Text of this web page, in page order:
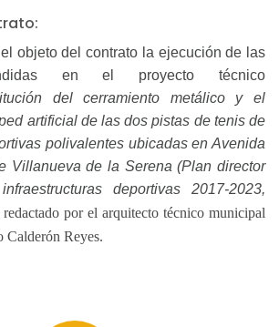
objeto del contrato la ejecución de las
en el proyecto técnico
del cerramiento metálico y el
artificial de las dos pistas de tenis de
polivalentes ubicadas en Avenida
Villanueva de la Serena (Plan director
deportivas 2017-2023,
redactado por el arquitecto técnico municipal
Reyes.